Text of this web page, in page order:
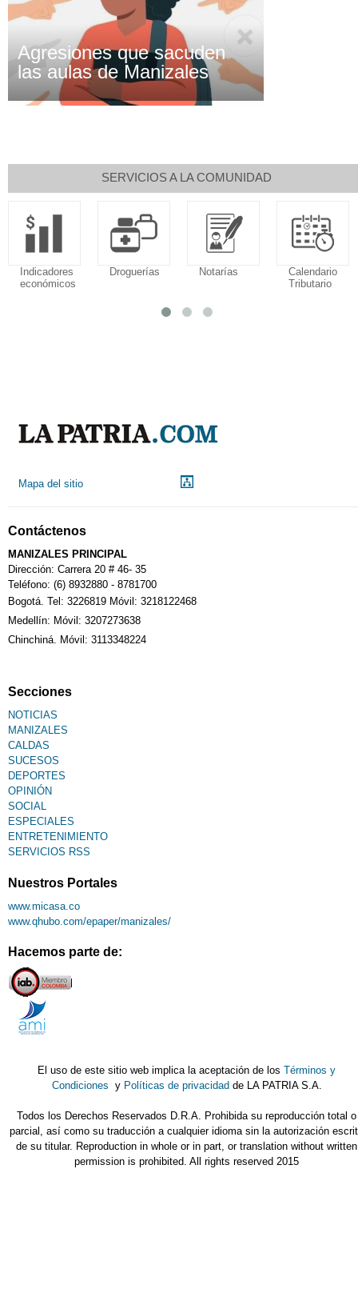
Agresiones que sacuden
las aulas de Manizales
SERVICIOS A LA COMUNIDAD
Indicadores
económicos
Droguerías Notarías
Calendario
Tributario
Mapa del sitio
Contáctenos
MANIZALES PRINCIPAL
Dirección: Carrera 20 # 46- 35
Teléfono: (6) 8932880 - 8781700
Bogotá. Tel: 3226819 Móvil: 3218122468
Medellín: Móvil: 3207273638
Chinchiná. Móvil: 3113348224
Secciones
NOTICIAS
MANIZALES
CALDAS
SUCESOS
DEPORTES
OPINIÓN
SOCIAL
ESPECIALES
ENTRETENIMIENTO
SERVICIOS RSS
Nuestros Portales
www.micasa.co
www.qhubo.com/epaper/manizales/
Hacemos parte de:
El uso de este sitio web implica la aceptación de losTérminos y
Condiciones y Políticas de privacidad de LA PATRIA S.A.
Todos los Derechos Reservados D.R.A. Prohibida su reproducción total o
parcial, así como su traducción a cualquier idioma sin la autorización
de su titular. Reproduction in whole or in part, or translation without written
permission is prohibited. All rights reserved 2015